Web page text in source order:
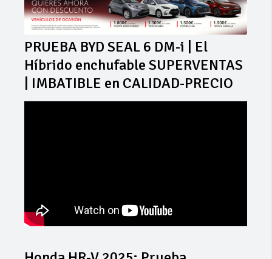
PRUEBA BYD SEAL 6 DM-i | El
Híbrido enchufable SUPERVENTAS
| IMBATIBLE en CALIDAD-PRECIO